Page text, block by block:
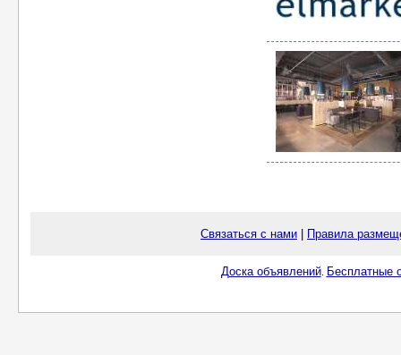
Связаться с нами Правила
Доска объявлений. Бесплатные